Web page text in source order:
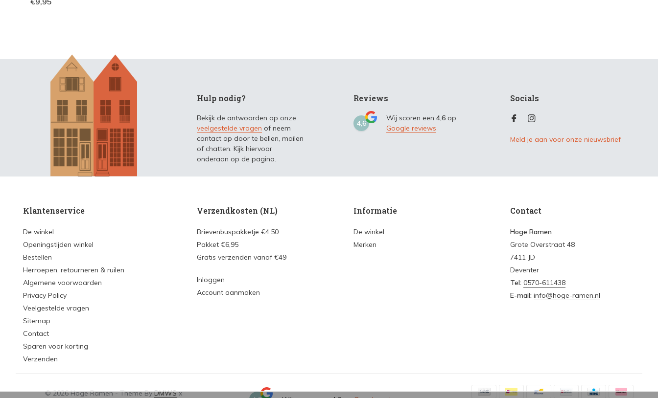
Hulp nodig?
Bekijk de antwoorden op onze
veelgestelde vragen of neem
contact op door te bellen, mailen
of chatten. Kijk hiervoor
onderaan op de pagina.
Reviews
4,6
Wij scoren een 4,6 op
Google reviews
Socials
Meld je aan voor onze nieuwsbrief
Klantenservice
De winkel
Openingstijden winkel
Bestellen
Herroepen, retourneren & ruilen
Algemene voorwaarden
Privacy Policy
Veelgestelde vragen
Sitemap
Contact
Sparen voor korting
Verzenden
Verzendkosten (NL)
Brievenbuspakketje €4,50
Pakket €6,95
Gratis verzenden vanaf €49
Inloggen
Account aanmaken
Informatie
De winkel
Merken
Contact
Hoge Ramen
Grote Overstraat 48
7411 JD
Deventer
Tel: 0570-611438
E-mail: info@hoge-ramen.nl
© 2026 Hoge Ramen - Theme ByDMWSx